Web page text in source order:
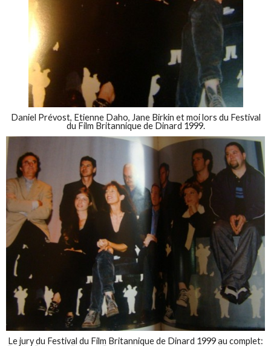
Daniel Prévost, Etienne Daho, Jane Birkin et moi lors du Festival
du Film Britannique de Dinard 1999.
Le jury du Festival du Film Britannique de Dinard 1999 au complet: